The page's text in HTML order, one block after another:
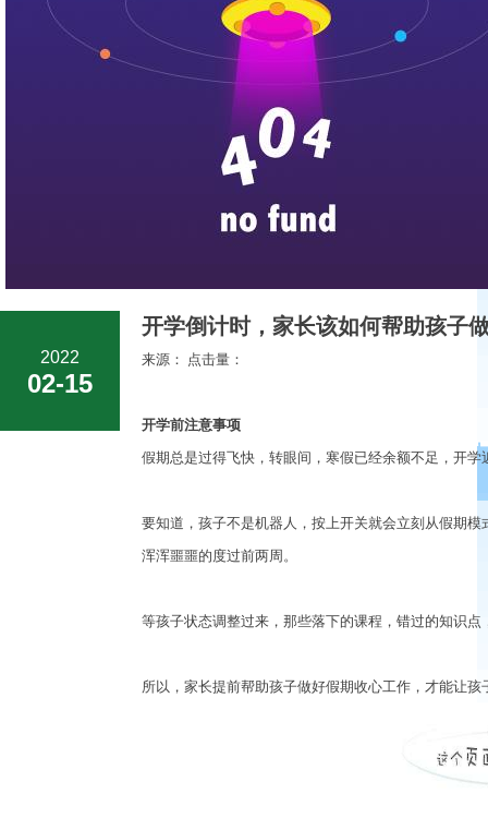
2022
02-15
开学倒计时，家长该如何帮助孩子
来源： 点击量：
开学前注意事项
假期总是过得飞快，转眼间，寒假已经余额不足，开
要知道，孩子不是机器人，按上开关就会立刻从假期
浑浑噩噩的度过前两周。
等孩子状态调整过来，那些落下的课程，错过的知识
所以，家长提前帮助孩子做好假期收心工作，才能让孩